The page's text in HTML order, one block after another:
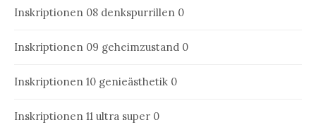
Inskriptionen 08 denkspurrillen 0
Inskriptionen 09 geheimzustand 0
Inskriptionen 10 genieästhetik 0
Inskriptionen 11 ultra super 0